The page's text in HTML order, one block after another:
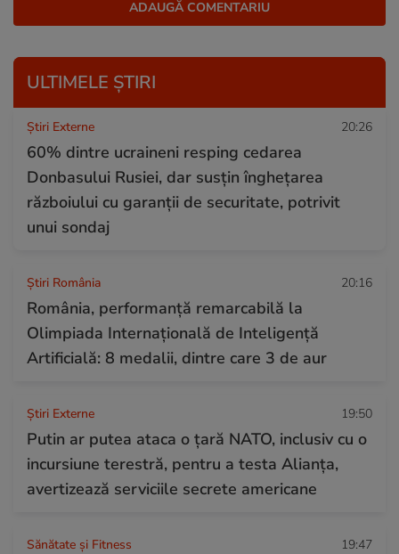
ULTIMELE ȘTIRI
Știri Externe 20:26
60% dintre ucraineni resping cedarea
Donbasului Rusiei, dar susțin înghețarea
războiului cu garanții de securitate, potrivit
unui sondaj
Știri România 20:16
România, performanță remarcabilă la
Olimpiada Internațională de Inteligență
Artificială: 8 medalii, dintre care 3 de aur
Știri Externe 19:50
Putin ar putea ataca o țară NATO, inclusiv cu o
incursiune terestră, pentru a testa Alianța,
avertizează serviciile secrete americane
Sănătate și Fitness 19:47